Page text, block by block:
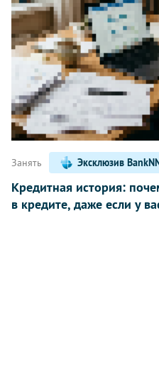
Занять Эксклюзив
Кредитная история:
в кредите, даже если у